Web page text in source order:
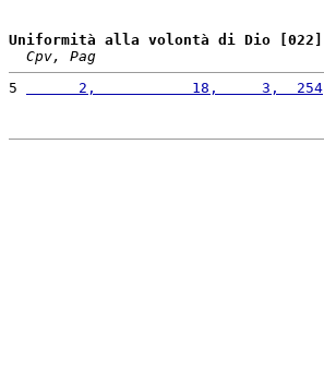
Uniformità alla volontà di Dio [022]
Cpv, Pag
5
      2,           18,     3,  254